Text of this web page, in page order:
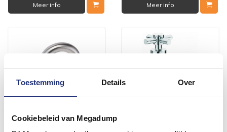
Toestemming Details Over
Cookiebeleid van Megadump
Meer info Meer info